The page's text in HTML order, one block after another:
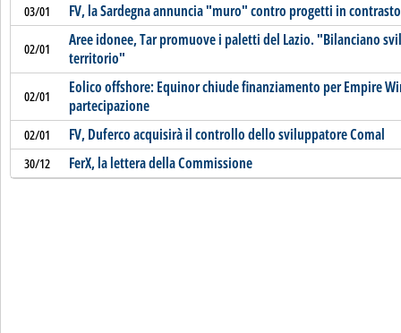
03/01 FV, la Sardegna annuncia "muro" contro progetti in
02/01
Aree idonee, Tar promuove i paletti del Lazio. "Bilanciano
territorio"
02/01
Eolico offshore: Equinor chiude finanziamento per Empire
partecipazione
02/01 FV, Duferco acquisirà il controllo dello sviluppatore Comal
30/12 FerX, la lettera della Commissione